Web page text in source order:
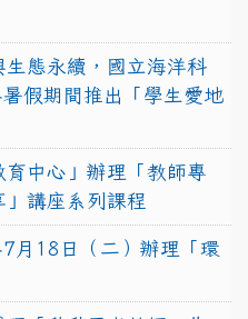
生態永續，國立海洋科
假期間推出「學生愛地
育中心」辦理「教師專
講座系列課程
月18日（二）辦理「環